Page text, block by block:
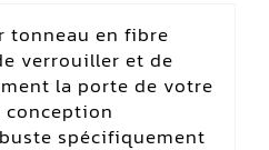
tonneau en fibre
verrouiller et de
la porte de votre
conception
spécifiquement